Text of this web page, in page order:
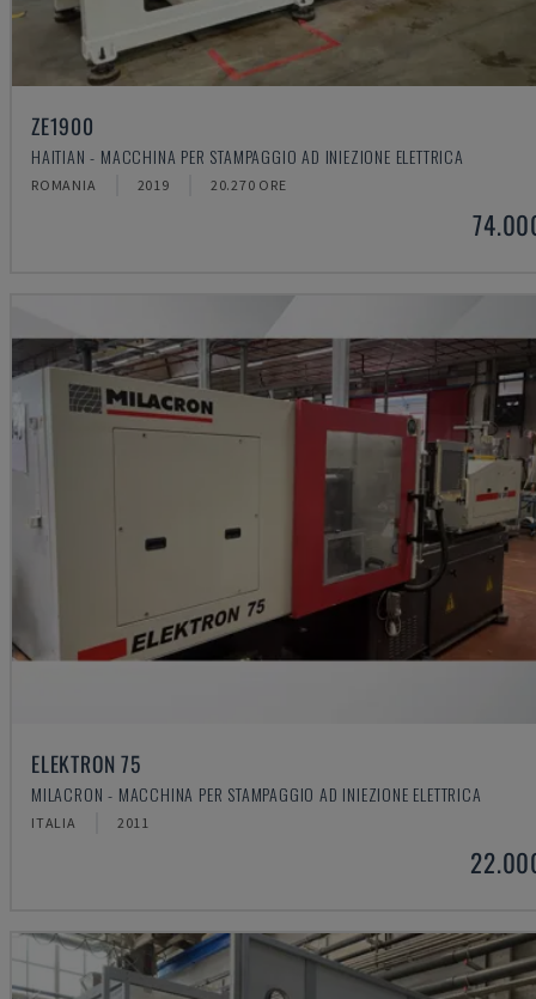
ZE1900
HAITIAN - MACCHINA PER STAMPAGGIO AD INIEZIONE ELETTRICA
ROMANIA 2019 20.270 ORE
ELEKTRON 75
MILACRON - MACCHINA PER STAMPAGGIO AD INIEZIONE ELETTRICA
ITALIA 2011